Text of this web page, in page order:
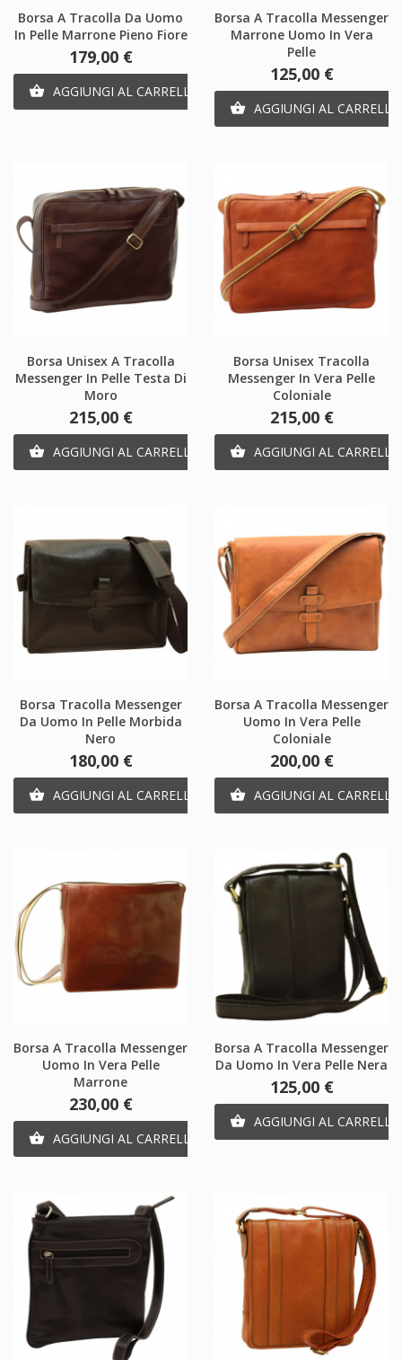
Borsa A Tracolla Da Uomo
In Pelle Marrone Pieno Fiore
Prezzo
179,00 €
 AGGIUNGI AL CARRELLO
Borsa A Tracolla Messenger
Marrone Uomo In Vera
Pelle
Prezzo
125,00 €
 AGGIUNGI AL CARRELLO
Borsa Unisex A Tracolla
Messenger In Pelle Testa Di
Moro
Prezzo
215,00 €
 AGGIUNGI AL CARRELLO
Borsa Unisex Tracolla
Messenger In Vera Pelle
Coloniale
Prezzo
215,00 €
 AGGIUNGI AL CARRELLO
Borsa Tracolla Messenger
Da Uomo In Pelle Morbida
Nero
Prezzo
180,00 €
 AGGIUNGI AL CARRELLO
Borsa A Tracolla Messenger
Uomo In Vera Pelle
Coloniale
Prezzo
200,00 €
 AGGIUNGI AL CARRELLO
Borsa A Tracolla Messenger
Uomo In Vera Pelle
Marrone
Prezzo
230,00 €
 AGGIUNGI AL CARRELLO
Borsa A Tracolla Messenger
Da Uomo In Vera Pelle Nera
Prezzo
125,00 €
 AGGIUNGI AL CARRELLO